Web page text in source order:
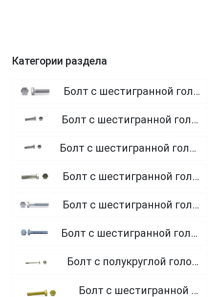
Категории раздела
Болт с шестигранной головкой, полная резьба, класс прочности 8.8
Болт с шестигранной головкой, полная резьба, класс прочности 4.8 и 5.8
Болт с шестигранной головкой, полная резьба, из нержавеющей стали A2 и A4
Болт с шестигранной головкой, неполная резьба, класс прочности 5.8
Болт с шестигранной головкой, неполная резьба, класс прочности 8.8
Болт с шестигранной головкой, полная резьба, класс прочности 10.9 и 12.9
Болт с полукруглой головкой и квадратным подголовником
Болт с шестигранной головкой, из латуни